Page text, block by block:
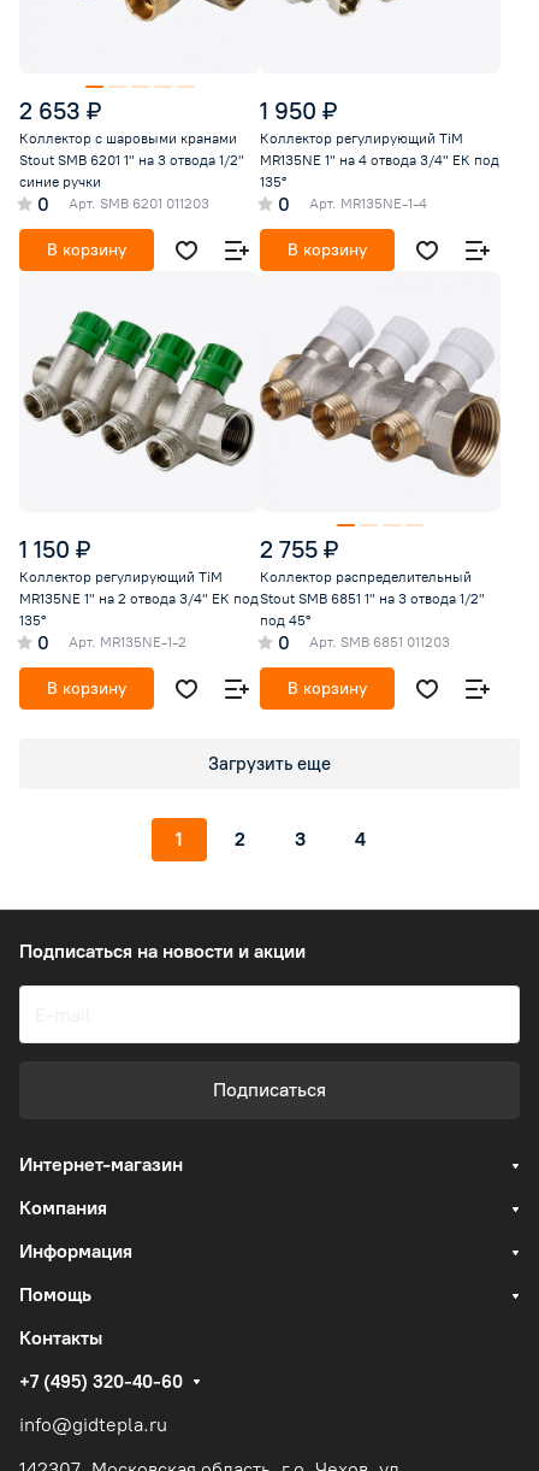
2 653 ₽
Коллектор с шаровыми кранами
Stout SMB 6201 1" на 3 отвода 1/2"
синие ручки
0 Арт. SMB 6201 011203
В корзину
1 950 ₽
Коллектор регулирующий TiM
MR135NE 1" на 4 отвода 3/4" ЕК под
135°
0 Арт. MR135NE-1-4
В корзину
1 150 ₽
Коллектор регулирующий TiM
MR135NE 1" на 2 отвода 3/4" ЕК под
135°
0 Арт. MR135NE-1-2
В корзину
2 755 ₽
Коллектор распределительный
Stout SMB 6851 1" на 3 отвода 1/2"
под 45°
0 Арт. SMB 6851 011203
В корзину
Загрузить еще
1 2 3 4
Подписаться на новости и акции
Подписаться
Интернет-магазин
Компания
Информация
Помощь
Контакты
+7 (495) 320-40-60
info@gidtepla.ru